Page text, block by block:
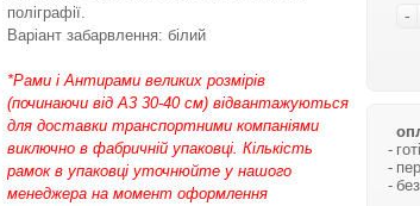
-
поліграфії.
Варіант забарвлення: білий
*Рами і Антирами великих розмірів
(починаючи від А3 30-40 см) відвантажуються
для доставки транспортними компаніями
виключно в фабричній упаковці. Кількість
рамок в упаковці уточнюйте у нашого
менеджера на момент оформлення